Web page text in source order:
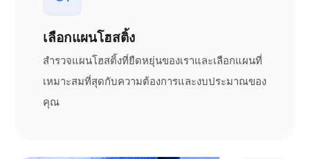
เลือกแผนโฮสติ้ง
สำรวจแผนโฮสติ้งที่ยืดหยุ่นของเราและเลือกแผนที่
เหมาะสมที่สุดกับความต้องการและงบประมาณของ
คุณ